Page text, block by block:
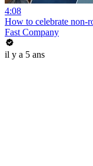
4:08
How to celebrate non-
Fast Company
il y a 5 ans